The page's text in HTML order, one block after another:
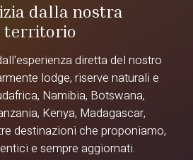
dalla nostra
territorio
diretta del nostro
lodge, riserve naturali e
Namibia, Botswana,
Kenya, Madagascar,
destinazioni che proponiamo,
e sempre aggiornati.